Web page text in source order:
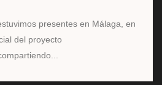
presentes en Málaga, en
del proyecto